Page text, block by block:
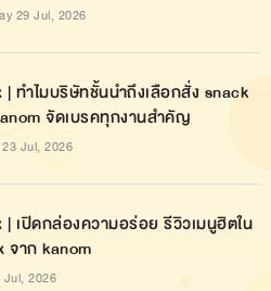
29 Jul, 2026
ทำไมบริษัทชั้นนำถึงเลือกสั่ง snack
จัดเบรคทุกงานสำคัญ
Jul, 2026
| เปิดกล่องความอร่อย รีวิวเมนูฮิตใน
จาก kanom
Jul, 2026